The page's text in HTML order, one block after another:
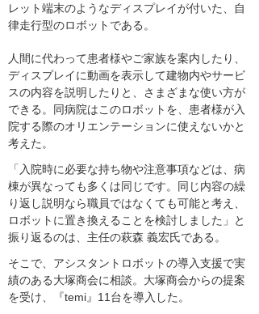
レット端末のようなディスプレイが付いた、自
律走行型のロボットである。
人間に代わって患者様やご家族を案内したり、
ディスプレイに動画を表示して建物内やサービ
スの内容を説明したりと、さまざまな使い方が
できる。同病院はこのロボットを、患者様が入
院する際のオリエンテーションに使えないかと
考えた。
「入院時に必要な持ち物や注意事項などは、病
棟が異なっても多くは同じです。同じ内容の繰
り返し説明なら職員ではなくても可能と考え、
ロボットに置き換えることを検討しました」と
振り返るのは、主任の萩森 義宏氏である。
そこで、アシスタントロボットの導入支援で実
績のある大塚商会に相談。大塚商会からの提案
を受け、『temi』11台を導入した。